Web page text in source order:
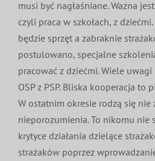
musi być nagłaśniane. Ważna
czyli praca w szkołach, z
będzie sprzęt a zabraknie
postulowano, specjalne
pracować z dziećmi. Wiele
OSP z PSP. Bliska kooperacja to
W ostatnim okresie rodzą się nie
nieporozumienia. To nikomu nie
krytyce działania dzielące
strażaków poprzez